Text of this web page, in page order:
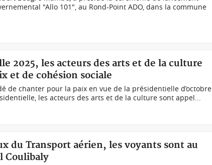
"Allo 101", au Rond-Point ADO, dans la commune
2025, les acteurs des arts et de la culture
et de cohésion sociale
de chanter pour la paix en vue de la présidentielle d’octobre
les acteurs des arts et de la culture sont appel...
du Transport aérien, les voyants sont au
Coulibaly